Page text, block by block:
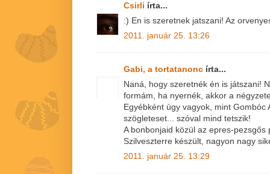
Csirli írta...
:) En is szeretnek jatszani! Az
2011. január 25. 13:26
Gabi, a tortatanonc írta...
Naná, hogy szeretnék én is játszani!
formám, ha nyernék, akkor a
Egyébként úgy vagyok, mint
szögleteset... szóval mind tetszik!
A bonbonjaid közül az epres-
Szilveszterre készült, nagyon nagy
2011. január 25. 13:29